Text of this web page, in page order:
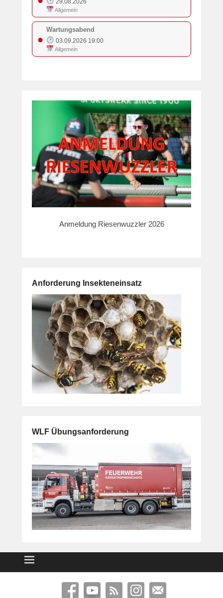
29.08.2026
Allgemein
●
Wartungsabend
03.09.2026 19:00
Allgemein
Anmeldung Riesenwuzzler 2026
Anforderung Insekteneinsatz
WLF Übungsanforderung